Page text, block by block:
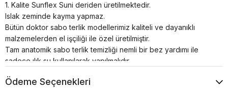
1. Kalite Sunflex Suni deriden üretilmektedir.
Islak zeminde kayma yapmaz.
Bütün doktor sabo terlik modellerimiz kaliteli ve dayanıklı
malzemelerden el işçiliği ile özel üretilmiştir.
Tam anatomik sabo terlik temizliği nemli bir bez yardımı ile
sadece ılık su kullanılarak yapılmalıdır.
evde, günlük yaşamın her alanında kullanılabilir.
Ödeme Seçenekleri